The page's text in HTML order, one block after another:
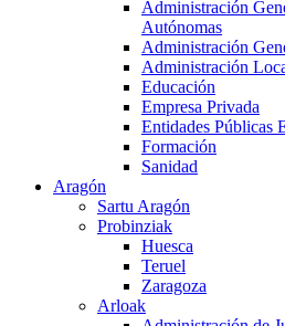
Administración
Autónomas
Administración
Administración
Educación
Empresa Privada
Entidades Públicas
Formación
Sanidad
Aragón
Sartu Aragón
Probinziak
Huesca
Teruel
Zaragoza
Arloak